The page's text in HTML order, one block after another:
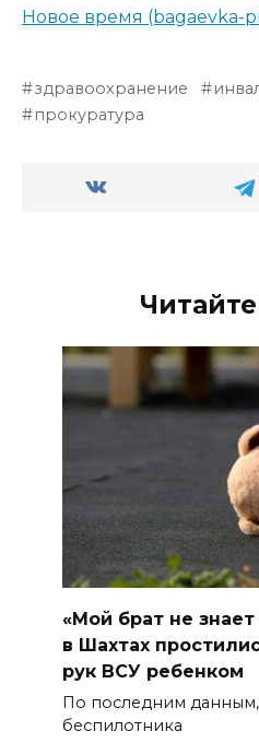
Новое время (bagaevka-
здравоохранение
прокуратура
«Мой брат не
в Шахтах
рук ВСУ ребенком
По последним данным,
беспилотника